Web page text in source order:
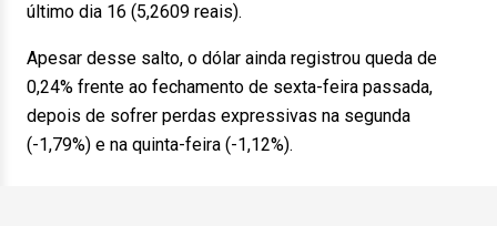
último dia 16 (5,2609 reais).
Apesar desse salto, o dólar ainda registrou queda de
0,24% frente ao fechamento de sexta-feira passada,
depois de sofrer perdas expressivas na segunda
(-1,79%) e na quinta-feira (-1,12%).